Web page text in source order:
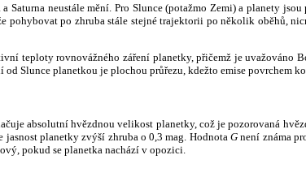
Saturna neustále mění. Pro Slunce (potažmo Zemi) a planety
pohybovat po zhruba stále stejné trajektorii po několik oběhů,
teploty rovnovážného záření planetky, přičemž je uvažováno
Slunce planetkou je plochou průřezu, kdežto emise povrchem
absolutní hvězdnou velikost planetky, což je pozorovaná
planetky zvýší zhruba o 0,3 mag. HodnotaG není známa
pokud se planetka nachází v opozici.